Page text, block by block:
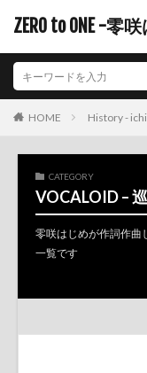
ZERO to ONE -零
HOME History - ichi
CATEGORY
VOCALOID –
零咲はじめが作詞作曲
一覧です